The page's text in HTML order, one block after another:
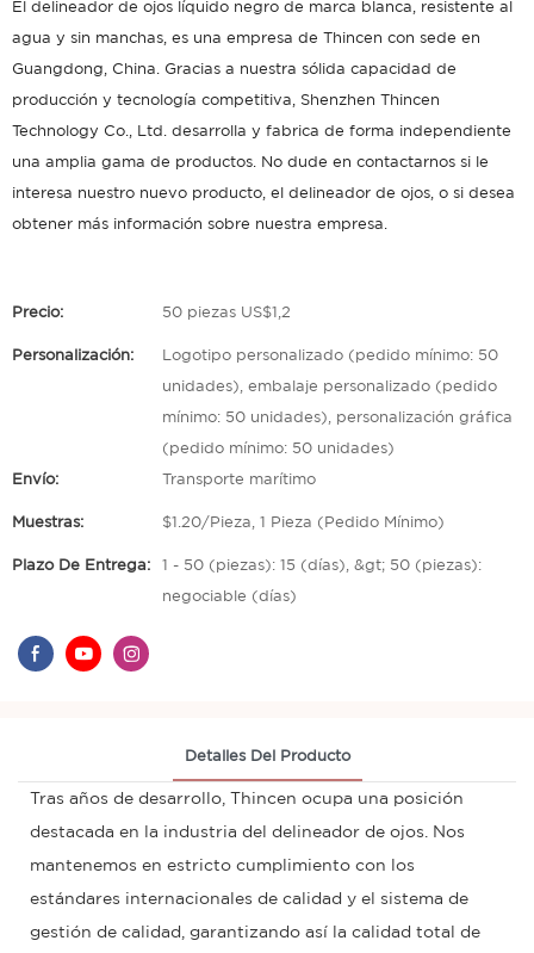
El delineador de ojos líquido negro de marca blanca, resistente al
agua y sin manchas, es una empresa de Thincen con sede en
Guangdong, China. Gracias a nuestra sólida capacidad de
producción y tecnología competitiva, Shenzhen Thincen
Technology Co., Ltd. desarrolla y fabrica de forma independiente
una amplia gama de productos. No dude en contactarnos si le
interesa nuestro nuevo producto, el delineador de ojos, o si desea
obtener más información sobre nuestra empresa.
Precio: 50 piezas US$1,2
Personalización: Logotipo personalizado (pedido mínimo: 50
unidades), embalaje personalizado (pedido
mínimo: 50 unidades), personalización gráfica
(pedido mínimo: 50 unidades)
Envío: Transporte marítimo
Muestras: $1.20/Pieza, 1 Pieza (Pedido Mínimo)
Plazo De Entrega: 1 - 50 (piezas): 15 (días), &gt; 50 (piezas):
negociable (días)
Detalles Del Producto
Tras años de desarrollo, Thincen ocupa una posición
destacada en la industria del delineador de ojos. Nos
mantenemos en estricto cumplimiento con los
estándares internacionales de calidad y el sistema de
gestión de calidad, garantizando así la calidad total de